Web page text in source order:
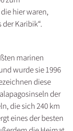
hier waren,
der Karibik“.
marinen
wurde sie 1996
diese
der
die sich 240 km
eines der besten